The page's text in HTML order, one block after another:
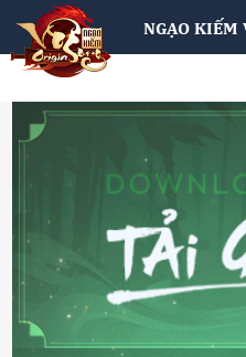
NGẠO KIẾM